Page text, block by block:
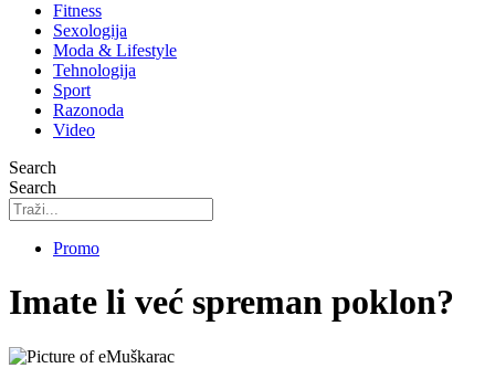
Fitness
Sexologija
Moda & Lifestyle
Tehnologija
Sport
Razonoda
Video
Search
Search
Promo
Imate li već spreman poklon?